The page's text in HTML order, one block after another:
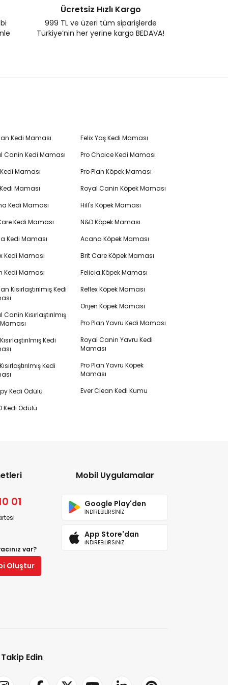
Ücretsiz Hızlı Kargo
999 TL ve üzeri tüm siparişlerde
Türkiye’nin her yerine kargo BEDAVA!
Kedi Maması
Canin Kedi Maması
Maması
Maması
Kedi Maması
Kedi Maması
Kedi Maması
Kedi Maması
Kedi Maması
Kısırlaştırılmış Kedi
Canin Kısırlaştırılmış
Kedi
Kedi
Kedi Ödülü
Kedi Ödülü
Felix Yaş Kedi Maması
Pro Choice Kedi Maması
Pro Plan Köpek Maması
Royal Canin Köpek Maması
Hill's Köpek Maması
N&D Köpek Maması
Acana Köpek Maması
Brit Care Köpek Maması
Felicia Köpek Maması
Reflex Köpek Maması
Orijen Köpek Maması
Pro Plan Yavru Kedi Maması
Royal Canin Yavru Kedi
Maması
Pro Plan Yavru Köpek
Maması
Ever Clean Kedi Kumu
01
var?
Oluştur
Mobil Uygulamalar
Google Play'den
İNDİREBİLİRSİNİZ
App Store'dan
İNDİREBİLİRSİNİZ
Edin